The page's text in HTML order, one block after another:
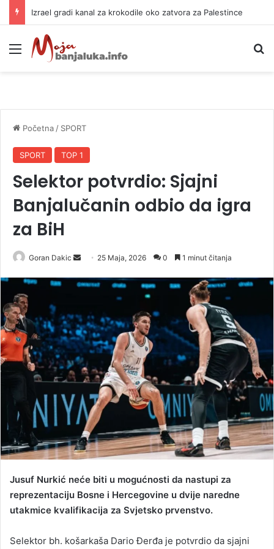
Izrael gradi kanal za krokodile oko zatvora za Palestince
Meni
Početna / SPORT
SPORT TOP 1
Selektor potvrdio: Sjajni
Banjalučanin odbio da igra
za BiH
Goran Dakic
n
a
n
e
m
a
l
25 Maja, 2026 0 1 minut čitanja
Jusuf Nurkić neće biti u mogućnosti da nastupi za
reprezentaciju Bosne i Hercegovine u dvije naredne
utakmice kvalifikacija za Svjetsko prvenstvo.
Selektor bh. košarkaša Dario Đerđa je potvrdio da sjajni